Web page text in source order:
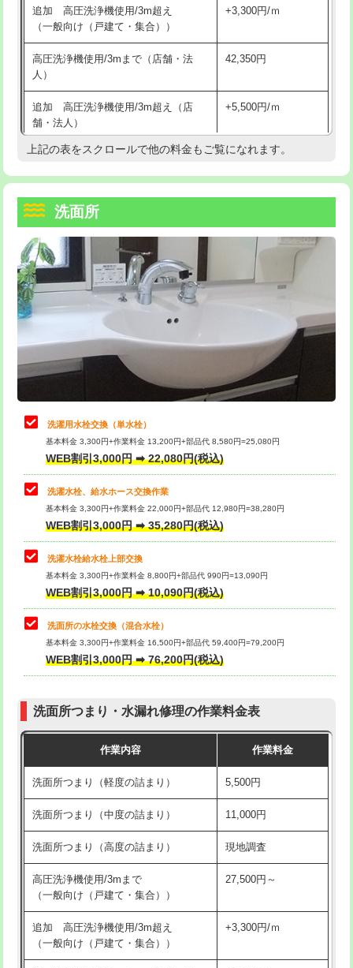
マス交換（深さ50㎝以上） 66,000円
コンクリート斫り（厚さ10㎝まで） 27,500円
コンクリート斫り（厚さ10㎝超え）
モルタル補修（厚さ10㎝まで）
モルタル補修（厚さ10㎝超え） 38,500円
洗面台設置 38,500円
追加人工
廃棄・処分 現場見積
※給水管工事は20mmまでの価格です。
持込商品取付（混合水栓） 16,500円
給水管工事※（ホール加工)
給水管工事※（バンド止め) 3,300円
給水管工事※（支持金具設置) 5,500円
給水管工事※（保温材使用（バンド止
め込み）)
5,500円
給水管工事※（土の掘削・埋め戻し作
業)
11,000円
給水管工事※（塩ビ管（VP・HI）使
用/3ｍまで)
33,000円
給水管工事※（塩ビ管（VP・HI）使
用（追加）/3ｍ超え)
給水管工事※（ライニング鋼管・銅
管・ポリ管・HT管使用/3ｍまで)
44,000円
給水管工事※（ライニング鋼管・銅
管・ポリ管・HT管使用/3ｍ超え)
排水管工事（土の掘削・埋め戻し作
業）
排水管工事（排水管工事/3ｍまで） 55,000円
排水管工事（追加 排水管工事/3ｍ超
え）
マス交換（土の掘削・埋め戻し作業）
マス交換（深さ50㎝未満）
マス交換（深さ50㎝以上）
モルタル補修（厚さ10㎝まで） 27,500円
モルタル補修（厚さ10㎝超え） 38,500円
洗面台設置 38,500円
バスタブ設置 現場見積
追加人工 16,500円
廃棄・処分
※給水管工事は20mmまでの価格です。
追加 高圧洗浄機使用/3m超え
（一般向け（戸建て・集合））
+3,300円/ｍ
高圧洗浄機使用/3mまで（店舗・法
人）
42,350円
追加 高圧洗浄機使用/3m超え（店
舗・法人）
+5,500円/ｍ
高度高圧洗浄換 現地調査
トーラー機使用/3mまで
追加トーラー機使用/3m超え +3,300円
カメラ調査 33,000円
桝清掃
止水・漏水調査・防水処理・清掃・修
理・調整・分解・加工など（軽作業）
11,000円
止水・漏水調査・防水処理・清掃・修
理・調整・分解・加工など（中作業）
22,000円
止水・漏水調査・防水処理・清掃・修
理・調整・分解・加工など（重作業）
33,000円
キッチンタンク脱着
その他部品の脱着
交換・取付（タンク）
交換・取付(単水栓（壁付・デッキ
式）)
交換・取付(混合水栓（壁付・デッキ
式・ワンホール）)
16,500円+材料費
（P/S/ポップアップ））
交換・取付（その他部品） 11,000円+材料費
持込商品取付（単水栓） 13,200円
持込商品取付（混合水栓） 16,500円
持込商品取付（浄水器・分岐水栓） 16,500円
給水管工事※（ホール加工) 16,500円
給水管工事※（バンド止め)
給水管工事※（支持金具設置) 5,500円
給水管工事※（保温材使用（バンド止
5,500円
上記の表をスクロールで他の料金もご覧になれます。
洗面所
洗濯用水栓交換（単水栓）
基本料金 3,300円+作業料金 13,200円+部品代 8,580円=25,080円
WEB割引3,000円 ➡ 22,080円(税込)
洗濯水栓、給水ホース交換作業
基本料金 3,300円+作業料金 22,000円+部品代 12,980円=38,280円
WEB割引3,000円 ➡ 35,280円(税込)
洗濯水栓給水栓上部交換
基本料金 3,300円+作業料金 8,800円+部品代 990円=13,090円
WEB割引3,000円 ➡ 10,090円(税込)
洗面所の水栓交換（混合水栓）
基本料金 3,300円+作業料金 16,500円+部品代 59,400円=79,200円
WEB割引3,000円 ➡ 76,200円(税込)
洗面所つまり・水漏れ修理の作業料金表
作業内容 作業料金
洗面所つまり（軽度の詰まり） 5,500円
洗面所つまり（中度の詰まり） 11,000円
洗面所つまり（高度の詰まり） 現地調査
高圧洗浄機使用/3mまで
（一般向け（戸建て・集合））
27,500円～
追加 高圧洗浄機使用/3m超え
（一般向け（戸建て・集合））
+3,300円/ｍ